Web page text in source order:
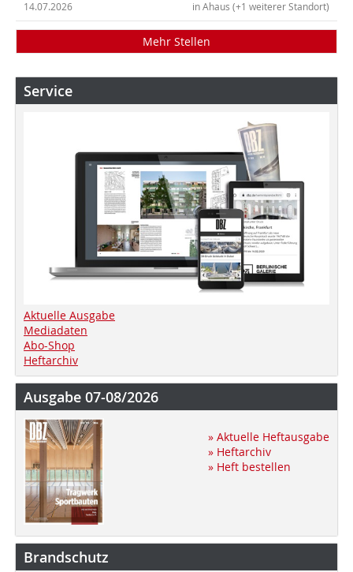
in Ahaus (+1 weiterer Standort)
14.07.2026
Mehr Stellen
Service
Aktuelle Ausgabe
Mediadaten
Abo-Shop
Heftarchiv
Ausgabe 07-08/2026
» Aktuelle Heftausgabe
» Heftarchiv
» Heft bestellen
Brandschutz